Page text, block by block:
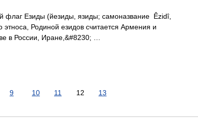
Езиды (йезиды, язиды; самоназвание Êzidî,
Родиной езидов считается Армения и
в России, Иране,&#8230; …
9 10 11 12 13